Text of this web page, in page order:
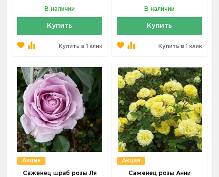
В наличии
Купить
Купить в 1 клик
В наличии
Купить
Купить в 1 клик
Акция
Саженец шраб розы Ля
Акция
Саженец розы Анни